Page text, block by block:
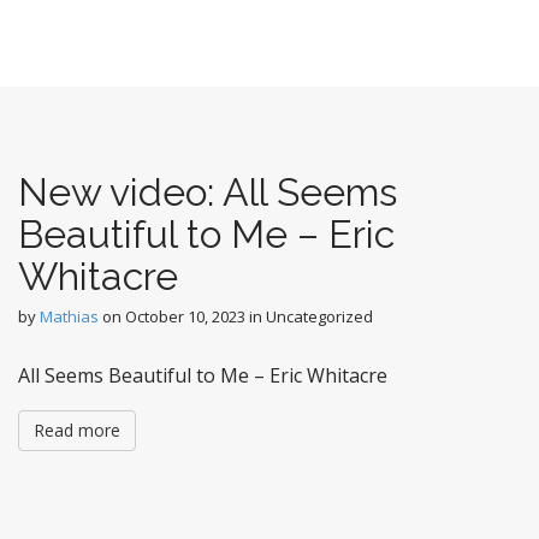
New video: All Seems
Beautiful to Me – Eric
Whitacre
byMathias on October 10, 2023 in Uncategorized
All Seems Beautiful to Me – Eric Whitacre
Read more